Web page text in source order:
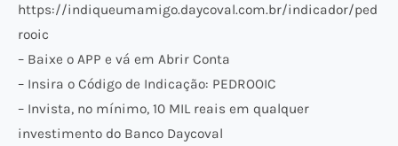
https://indiqueumamigo.daycoval.com.br/indicador/ped
rooic
– Baixe o APP e vá em Abrir Conta
– Insira o Código de Indicação: PEDROOIC
– Invista, no mínimo, 10 MIL reais em qualquer
investimento do Banco Daycoval